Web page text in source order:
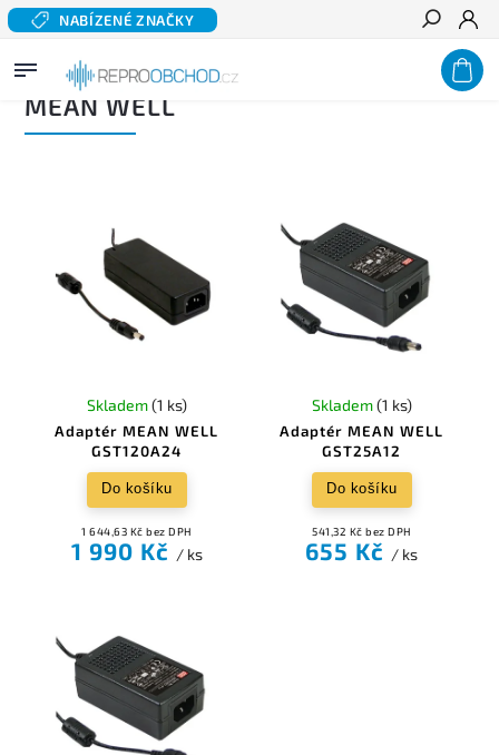
NABÍZENÉ ZNAČKY
Hledat
Domů/ Prodávané značky/MEAN WELL
MEAN WELL
Adaptér MEAN WELL
GST120A24
Skladem(1 ks)
1 644,63 Kč bez DPH
1 990 Kč / ks
Do košíku
Adaptér MEAN WELL
GST25A12
Skladem(1 ks)
541,32 Kč bez DPH
655 Kč / ks
Do košíku